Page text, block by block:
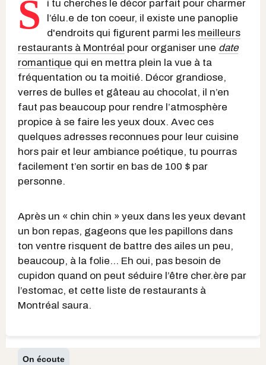
S
i tu cherches le décor parfait pour charmer
l’élu.e de ton coeur, il existe une panoplie
d'endroits qui figurent parmi les meilleurs
restaurants à Montréal pour organiser une date
romantique qui en mettra plein la vue à ta
fréquentation ou ta moitié. Décor grandiose,
verres de bulles et gâteau au chocolat, il n’en
faut pas beaucoup pour rendre l’atmosphère
propice à se faire les yeux doux. Avec ces
quelques adresses reconnues pour leur cuisine
hors pair et leur ambiance poétique, tu pourras
facilement t’en sortir en bas de 100 $ par
personne.
Après un « chin chin » yeux dans les yeux devant
un bon repas, gageons que les papillons dans
ton ventre risquent de battre des ailes un peu,
beaucoup, à la folie… Eh oui, pas besoin de
cupidon quand on peut séduire l’être cher.ère par
l’estomac, et cette liste de restaurants à
Montréal saura.
On écoute